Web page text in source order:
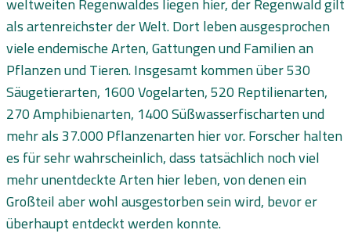
als artenreichster der Welt. Dort leben ausgesprochen
viele endemische Arten, Gattungen und Familien an
Pflanzen und Tieren. Insgesamt kommen über 530
Säugetierarten, 1600 Vogelarten, 520 Reptilienarten,
270 Amphibienarten, 1400 Süßwasserfischarten und
mehr als 37.000 Pflanzenarten hier vor. Forscher halten
es für sehr wahrscheinlich, dass tatsächlich noch viel
mehr unentdeckte Arten hier leben, von denen ein
Großteil aber wohl ausgestorben sein wird, bevor er
überhaupt entdeckt werden konnte.